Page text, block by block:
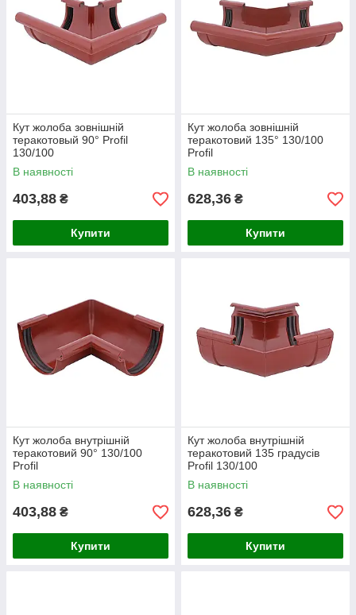
Кут жолоба зовнішній
теракотовый 90° Profil
130/100
В наявності
403,88 ₴
Купити
Кут жолоба зовнішній
теракотовий 135° 130/100
Profil
В наявності
628,36 ₴
Купити
Кут жолоба внутрішній
теракотовий 90° 130/100
Profil
В наявності
403,88 ₴
Купити
Кут жолоба внутрішній
теракотовий 135 градусів
Profil 130/100
В наявності
628,36 ₴
Купити